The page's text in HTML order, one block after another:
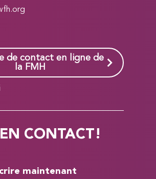
de contact en ligne de
la FMH
CONTACT!
maintenant